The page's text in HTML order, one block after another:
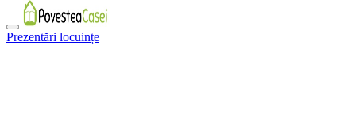
Prezentări locuințe